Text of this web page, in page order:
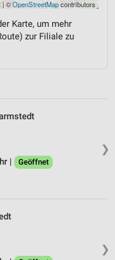
| ©OpenStreetMapcontributors
Karte, um mehr
zur Filiale zu
❯
|
Geöffnet
❯